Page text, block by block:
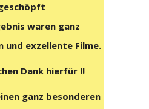
waren ganz
und exzellente Filme.
Dank hierfür !!
ganz besonderen